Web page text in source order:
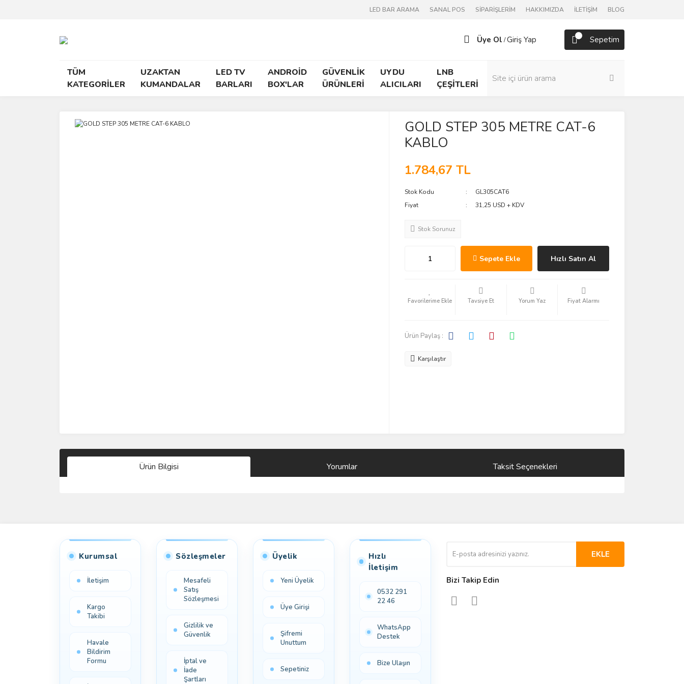
LED BAR ARAMA SANAL POS SİPARİŞLERİM HAKKIMIZDA İLETİŞİM BLOG
Üye Ol /Giriş Yap Sepetim
TÜM
KATEGORİLER
UZAKTAN
KUMANDALAR
LED TV
BARLARI
ANDROİD
BOX'LAR
GÜVENLİK
ÜRÜNLERİ
UYDU
ALICILARI
LNB
ÇEŞİTLERİ
GOLD STEP 305 METRE CAT-6
KABLO
1.784,67 TL
Stok Kodu
GL305CAT6
Fiyat
31,25 USD + KDV
Stok Sorunuz
Sepete Ekle Hızlı Satın Al
Tavsiye Et Yorum Yaz Fiyat Alarmı
Ürün Paylaş :
Karşılaştır
Ürün Bilgisi Yorumlar Taksit Seçenekleri
Kurumsal
İletişim
Kargo
Takibi
Havale
Bildirim
Formu
Sözleşmeler
Mesafeli
Satış
Sözleşmesi
Gizlilik ve
Güvenlik
İptal ve
İade
Şartları
Üyelik
Yeni Üyelik
Üye Girişi
Şifremi
Unuttum
Sepetiniz
Hızlı
İletişim
0532 291
22 46
WhatsApp
Destek
Bize Ulaşın
EKLE
Bizi Takip Edin